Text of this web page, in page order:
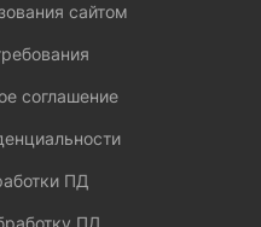
сайтом
соглашение
ПД
ПД